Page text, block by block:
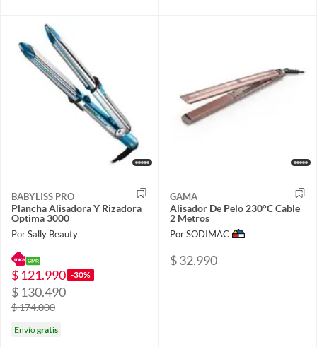
BABYLISS PRO
Plancha Alisadora Y Rizadora
Optima 3000
Por Sally Beauty
$ 121.990 -30%
$ 130.490
$ 174.000
Envíogratis
GAMA
Alisador De Pelo 230°C Cable
2 Metros
Por SODIMAC
$ 32.990